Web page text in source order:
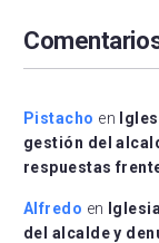
Pistacho en
gestión del
respuestas
Alfredo en
del alcalde y